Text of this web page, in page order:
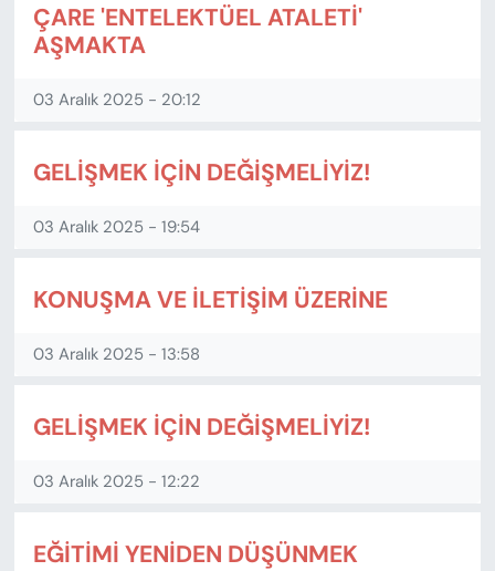
ÇARE 'ENTELEKTÜEL ATALETİ'
AŞMAKTA
03 Aralık 2025 - 20:12
GELİŞMEK İÇİN DEĞİŞMELİYİZ!
03 Aralık 2025 - 19:54
KONUŞMA VE İLETİŞİM ÜZERİNE
03 Aralık 2025 - 13:58
GELİŞMEK İÇİN DEĞİŞMELİYİZ!
03 Aralık 2025 - 12:22
EĞİTİMİ YENİDEN DÜŞÜNMEK